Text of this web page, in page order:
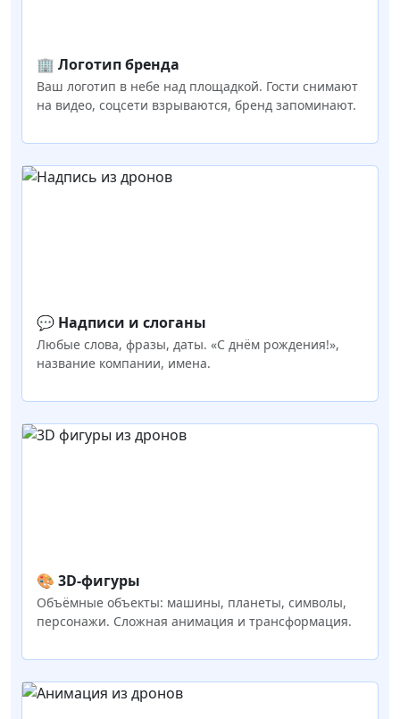
🏢 Логотип бренда
Ваш логотип в небе над площадкой. Гости снимают
на видео, соцсети взрываются, бренд запоминают.
💬 Надписи и слоганы
Любые слова, фразы, даты. «С днём рождения!»,
название компании, имена.
🎨 3D-фигуры
Объёмные объекты: машины, планеты, символы,
персонажи. Сложная анимация и трансформация.